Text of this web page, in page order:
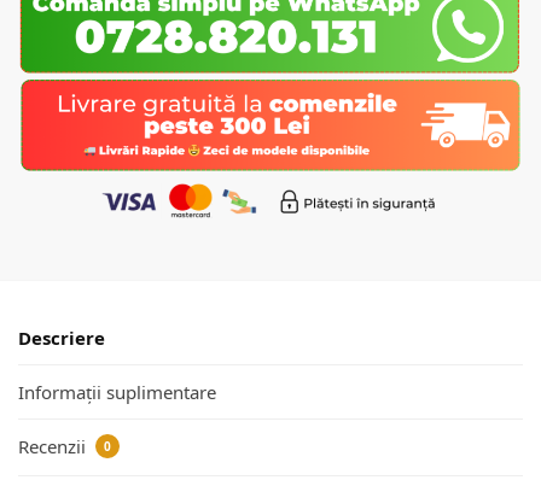
Descriere
Informații suplimentare
Recenzii 0